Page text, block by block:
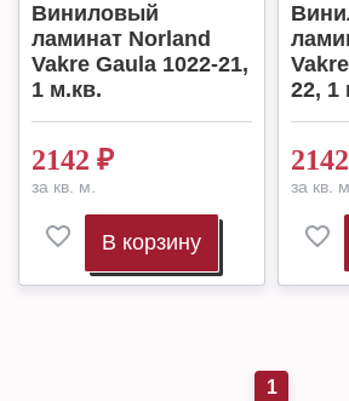
Виниловый
ламинат Norland
Vakre Gaula 1022-21,
1 м.кв.
2142 ₽
за кв. м.
В корзину
22, 1
2142
за кв. м.
1